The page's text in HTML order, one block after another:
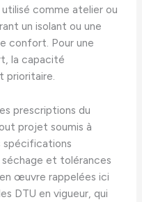
comme atelier ou
un isolant ou une
confort. Pour une
la capacité
prioritaire.
prescriptions du
projet soumis à
spécifications
et tolérances
œuvre rappelées ici
DTU en vigueur, qui